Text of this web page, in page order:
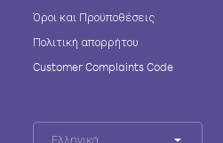
Όροι και Προϋποθέσεις
Πολιτική απορρήτου
Customer Complaints Code
Ελληνικά